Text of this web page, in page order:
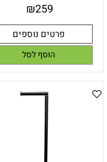
₪259
פרטים נוספים
הוסף לסל